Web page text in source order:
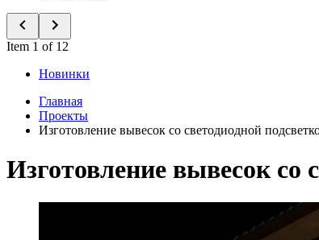
Item 1 of 12
Новинки
Главная
Проекты
Изготовление вывесок со светодиодной
Изготовление вывесок со